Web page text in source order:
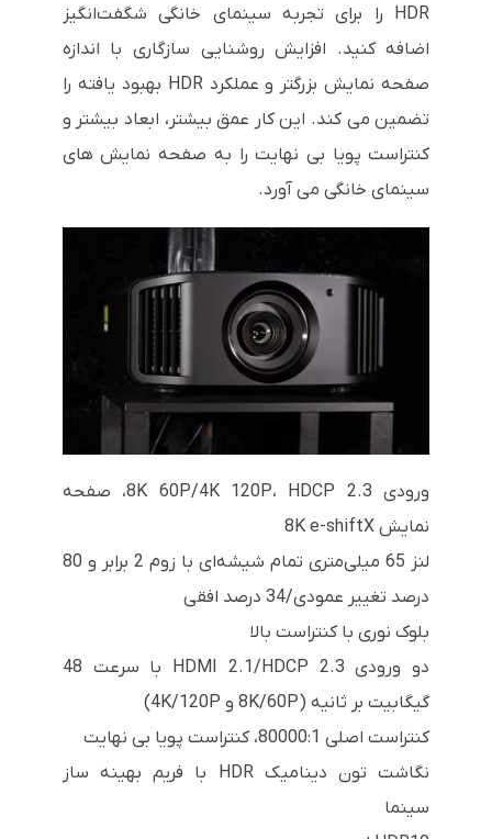
HDR را برای تجربه سینمای خانگی شگفت‌انگیز
اضافه کنید. افزایش روشنایی سازگاری با اندازه
صفحه نمایش بزرگتر و عملکرد HDR بهبود یافته را
تضمین می کند. این کار عمق بیشتر، ابعاد بیشتر و
کنتراست پویا بی نهایت را به صفحه نمایش های
سینمای خانگی می آورد.
ورودی 8K 60P/4K 120P، HDCP 2.3، صفحه
نمایش 8K e-shiftX
لنز 65 میلی‌متری تمام شیشه‌ای با زوم 2 برابر و 80
درصد تغییر عمودی/34 درصد افقی
بلوک نوری با کنتراست بالا
دو ورودی HDMI 2.1/HDCP 2.3 با سرعت 48
گیگابیت بر ثانیه (8K/60P و 4K/120P)
کنتراست اصلی 80000:1، کنتراست پویا بی نهایت
نگاشت تون دینامیک HDR با فریم بهینه ساز
سینما